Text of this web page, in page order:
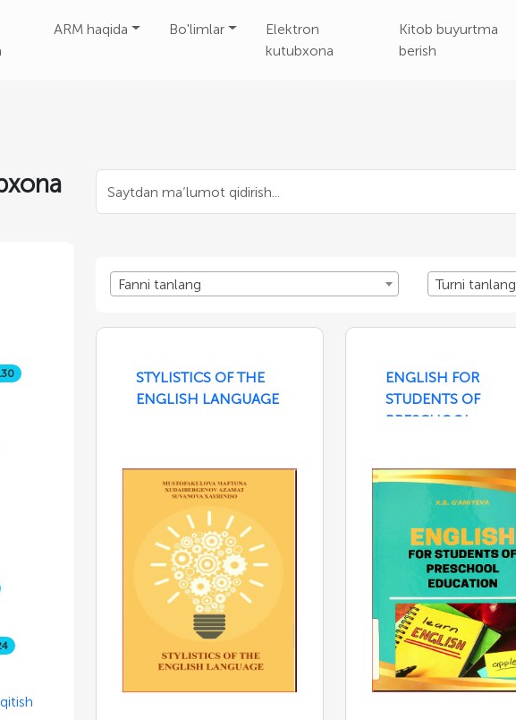
ARM haqida Bo'limlar
Elektron
kutubxona
Kitob buyurtma
berish
Fanni tanlang Turni tanlang
STYLISTICS OF THE
ENGLISH LANGUAGE
ENGLISH FOR
STUDENTS OF
PRESCHOOL